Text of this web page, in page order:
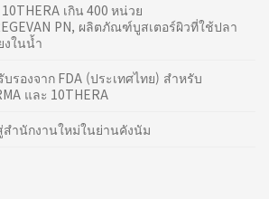
เกิน 400 หน่วย
PN, ผลิตภัณฑ์บูสเตอร์ผิวที่ใช้ปลา
งในน้ำ
รองจาก FDA (ประเทศไทย) สำหรับ
และ 10THERA
สำนักงานใหม่ในย่านคังนัม